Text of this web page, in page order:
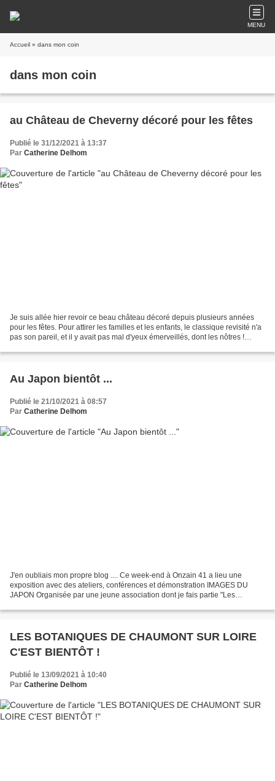
MENU
Accueil » dans mon coin
dans mon coin
au Château de Cheverny décoré pour les fêtes
Publié le 31/12/2021 à 13:37
Par Catherine Delhom
Je suis allée hier revoir ce beau château décoré depuis plusieurs années
pour les fêtes. Pour attirer les familles et les enfants, le classique revisité n'a
pas son pareil, et il y avait pas mal d'yeux émerveillés, dont les nôtres !
Au Japon bientôt ...
Publié le 21/10/2021 à 08:57
Par Catherine Delhom
J'en oubliais mon propre blog .... Ce week-end à Onzain 41 a lieu une
exposition avec des ateliers, conférences et démonstration IMAGES DU
JAPON Organisée par une jeune association dont je fais partie "Les
LES BOTANIQUES DE CHAUMONT SUR LOIRE
C'EST BIENTÔT !
Publié le 13/09/2021 à 10:40
Par Catherine Delhom